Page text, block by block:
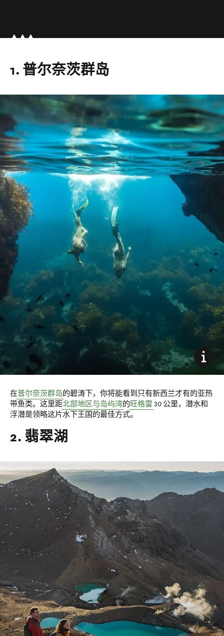
1. 普尔奈茨群岛
在普尔奈茨群岛的碧涛下，你将能看到只有新西兰才有的亚热
带鱼类。这里距北部地区与岛屿湾的旺格雷 30 公里，潜水和
浮潜是领略这片水下王国的最佳方式。
2. 翡翠湖